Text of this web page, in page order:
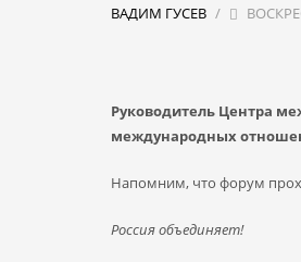
ВАДИМ ГУСЕВ /
Руководитель Центра
международных
Напомним, что форум
Россия объединяет!